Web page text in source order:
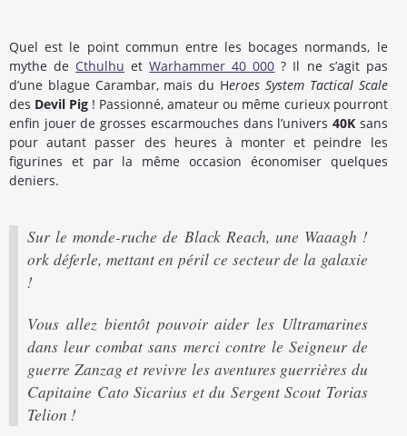
Quel est le point commun entre les bocages normands, le
mythe de Cthulhu etWarhammer 40 000 ? Il ne s’agit pas
d’une blague Carambar, mais du Heroes System Tactical Scale
des Devil Pig ! Passionné, amateur ou même curieux pourront
enfin jouer de grosses escarmouches dans l’univers 40Ksans
pour autant passer des heures à monter et peindre les
figurines et par la même occasion économiser quelques
deniers.
Sur le monde-ruche de Black Reach, une Waaagh !
ork déferle, mettant en péril ce secteur de la galaxie
!
Vous allez bientôt pouvoir aider les Ultramarines
dans leur combat sans merci contre le Seigneur de
guerre Zanzag et revivre les aventures guerrières du
Capitaine Cato Sicarius et du Sergent Scout Torias
Telion !